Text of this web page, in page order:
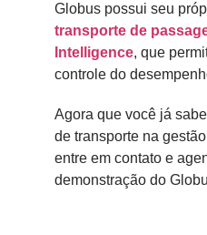
Globus possui seu
transporte de
Intelligence, que
controle do
Agora que você já
de transporte na
entre em contato e
demonstração do